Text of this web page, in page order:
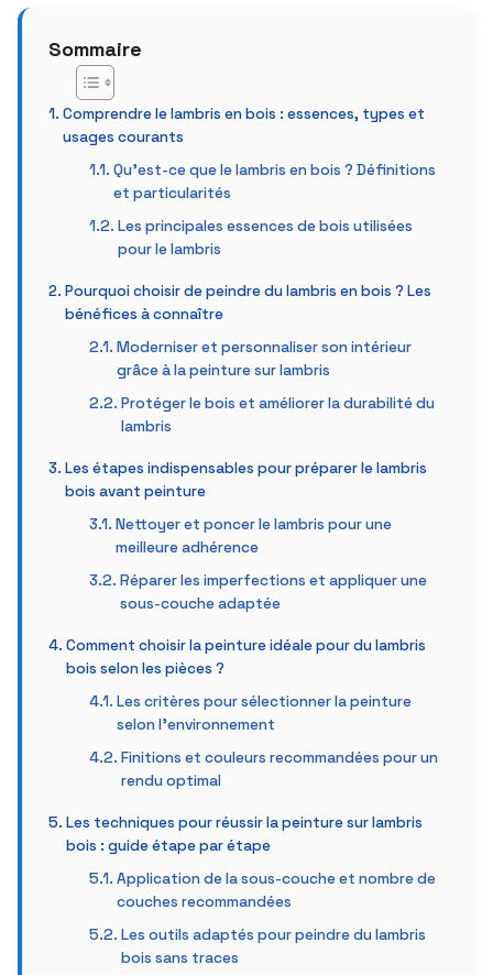
Sommaire
Comprendre le lambris en bois : essences, types et
usages courants
Qu’est-ce que le lambris en bois ? Définitions
et particularités
Les principales essences de bois utilisées
pour le lambris
Pourquoi choisir de peindre du lambris en bois ? Les
bénéfices à connaître
Moderniser et personnaliser son intérieur
grâce à la peinture sur lambris
Protéger le bois et améliorer la durabilité du
lambris
Les étapes indispensables pour préparer le lambris
bois avant peinture
Nettoyer et poncer le lambris pour une
meilleure adhérence
Réparer les imperfections et appliquer une
sous-couche adaptée
Comment choisir la peinture idéale pour du lambris
bois selon les pièces ?
Les critères pour sélectionner la peinture
selon l’environnement
Finitions et couleurs recommandées pour un
rendu optimal
Les techniques pour réussir la peinture sur lambris
bois : guide étape par étape
Application de la sous-couche et nombre de
couches recommandées
Les outils adaptés pour peindre du lambris
bois sans traces